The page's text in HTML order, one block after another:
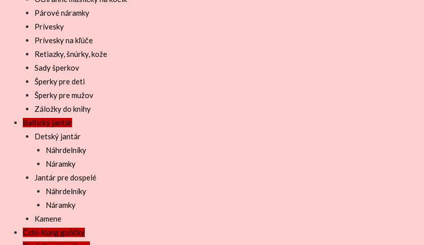
Párové náramky
Prívesky
Prívesky na kľúče
Retiazky, šnúrky, kože
Sady šperkov
Šperky pre deti
Šperky pre mužov
Záložky do knihy
Baltický jantár
Detský jantár
Náhrdelníky
Náramky
Jantár pre dospelé
Náhrdelníky
Náramky
Kamene
Čchi-Kung guličky